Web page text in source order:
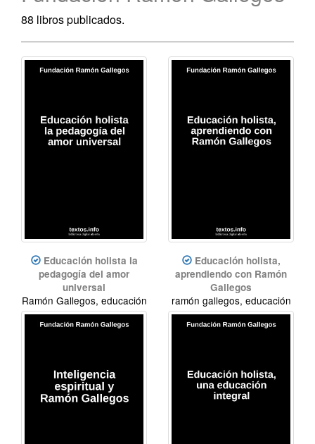
88 libros publicados.
Educación holista la
pedagogía del amor
universal
Ramón Gallegos, educación
holista, inteligencia
espiritual, meditación,
Educación holista,
aprendiendo con Ramón
Gallegos
ramón gallegos, educación
holista, inteligencia
espiritual